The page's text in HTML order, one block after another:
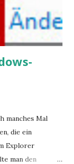
manches Mal
die ein
Explorer
man den